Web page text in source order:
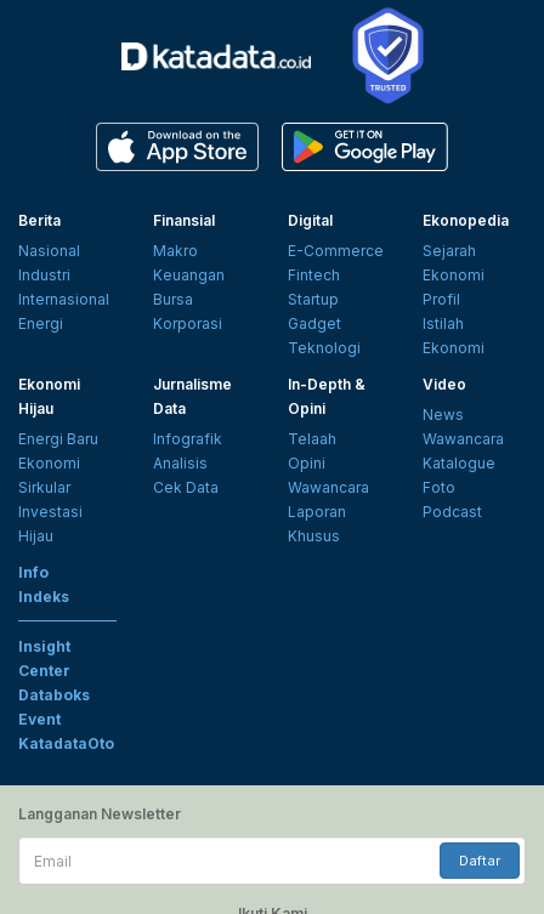
Berita
Nasional
Industri
Internasional
Energi
Finansial
Makro
Keuangan
Bursa
Korporasi
Digital
E-Commerce
Fintech
Startup
Gadget
Teknologi
Ekonopedia
Sejarah
Ekonomi
Profil
Istilah
Ekonomi
Ekonomi
Hijau
Energi Baru
Ekonomi
Sirkular
Investasi
Hijau
Jurnalisme
Data
Infografik
Analisis
Cek Data
In-Depth &
Opini
Telaah
Opini
Wawancara
Laporan
Khusus
Video
News
Wawancara
Katalogue
Foto
Podcast
Info
Indeks
Insight
Center
Databoks
Event
KatadataOto
Langganan Newsletter
Email
Daftar